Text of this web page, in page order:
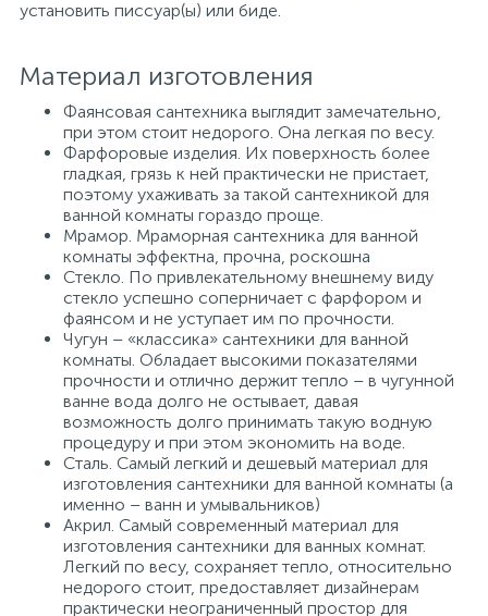
установить писсуар(ы) или биде.
Материал изготовления
Фаянсовая сантехника выглядит замечательно,
при этом стоит недорого. Она легкая по весу.
Фарфоровые изделия. Их поверхность более
гладкая, грязь к ней практически не пристает,
поэтому ухаживать за такой сантехникой для
ванной комнаты гораздо проще.
Мрамор. Мраморная сантехника для ванной
комнаты эффектна, прочна, роскошна
Стекло. По привлекательному внешнему виду
стекло успешно соперничает с фарфором и
фаянсом и не уступает им по прочности.
Чугун – «классика» сантехники для ванной
комнаты. Обладает высокими показателями
прочности и отлично держит тепло – в чугунной
ванне вода долго не остывает, давая
возможность долго принимать такую водную
процедуру и при этом экономить на воде.
Сталь. Самый легкий и дешевый материал для
изготовления сантехники для ванной комнаты (а
именно – ванн и умывальников)
Акрил. Самый современный материал для
изготовления сантехники для ванных комнат.
Легкий по весу, сохраняет тепло, относительно
недорого стоит, предоставляет дизайнерам
практически неограниченный простор для
Системы контроля протечки воды